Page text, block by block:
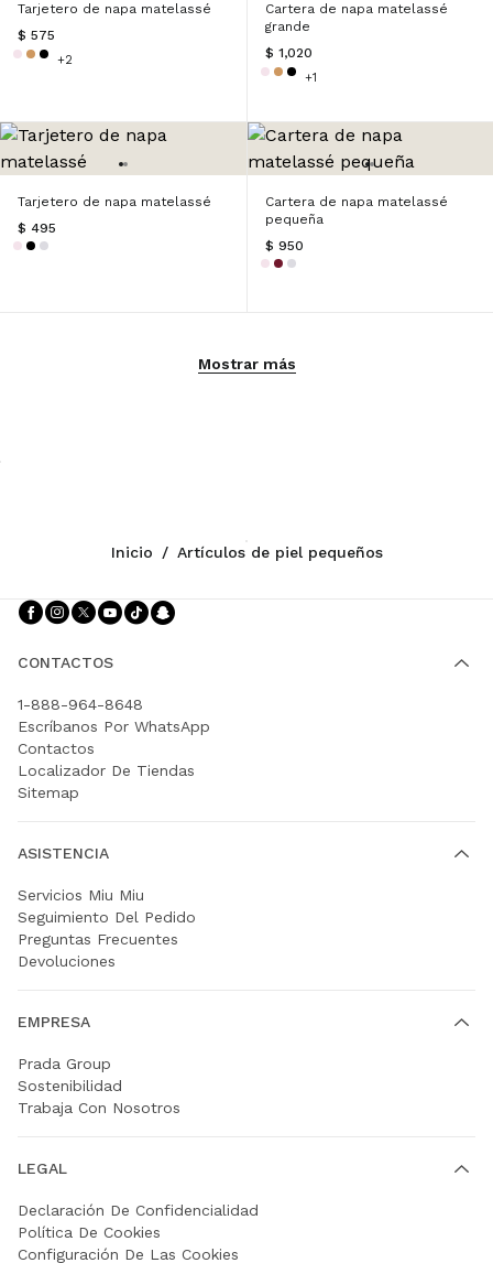
Tarjetero de napa matelassé
$ 575
+2
Cartera de napa matelassé
grande
$ 1,020
+1
Tarjetero de napa matelassé
$ 495
Cartera de napa matelassé
pequeña
$ 950
Mostrar más
Inicio / Artículos de piel pequeños
Síganos facebook
Síganos instagram
Síganos twitter
Síganos youtube
Síganos tiktok
CONTACTOS
1-888-964-8648
Escríbanos Por WhatsApp
Contactos
Localizador De Tiendas
Sitemap
ASISTENCIA
Servicios Miu Miu
Seguimiento Del Pedido
Preguntas Frecuentes
Devoluciones
EMPRESA
Prada Group
Sostenibilidad
Trabaja Con Nosotros
LEGAL
Declaración De Confidencialidad
Política De Cookies
Configuración De Las Cookies